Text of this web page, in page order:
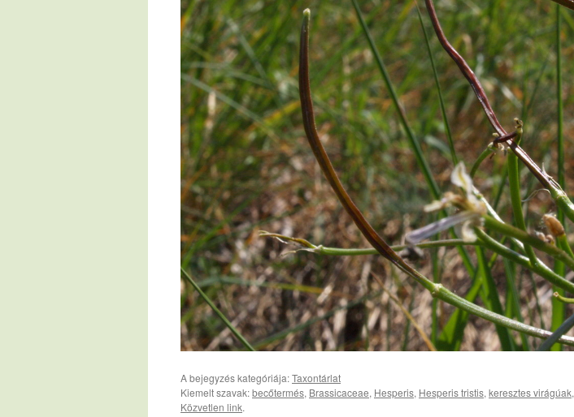
A bejegyzés kategóriája:Taxontárlat
Kiemelt szavak:becőtermés, Brassicaceae, Hesperis, Hesperis tristis, keresztes virágúak,
Közvetlen link.